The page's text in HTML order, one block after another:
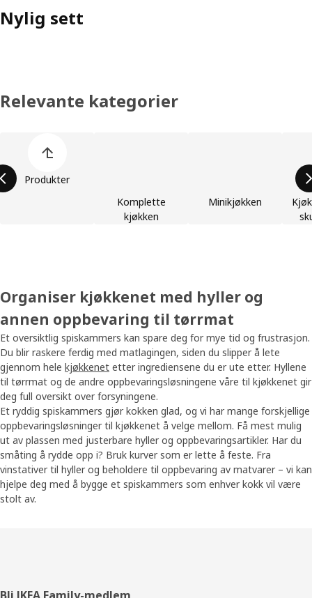
Nylig sett
Relevante kategorier
Produkter
Komplette
kjøkken
Minikjøkken
Organiser kjøkkenet med hyller og
annen oppbevaring til tørrmat
Et oversiktlig spiskammers kan spare deg for mye tid og frustrasjon.
Du blir raskere ferdig med matlagingen, siden du slipper å lete
gjennom hele kjøkkenet etter ingrediensene du er ute etter. Hyllene
til tørrmat og de andre oppbevaringsløsningene våre til kjøkkenet gir
deg full oversikt over forsyningene.
Et ryddig spiskammers gjør kokken glad, og vi har mange forskjellige
oppbevaringsløsninger til kjøkkenet å velge mellom. Få mest mulig
ut av plassen med justerbare hyller og oppbevaringsartikler. Har du
småting å rydde opp i? Bruk kurver som er lette å feste. Fra
vinstativer til hyller og beholdere til oppbevaring av matvarer – vi kan
hjelpe deg med å bygge et spiskammers som enhver kokk vil være
stolt av.